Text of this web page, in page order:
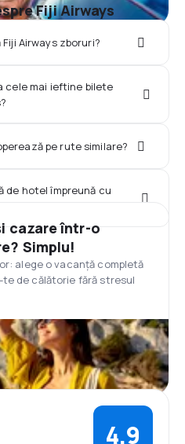
Fiji Airways
Airways zboruri?
mai ieftine bilete
pe rute similare?
de hotel împreună cu
cazare într-o
Simplu!
alege o vacanță completă
de călătorie fără stresul
4,9